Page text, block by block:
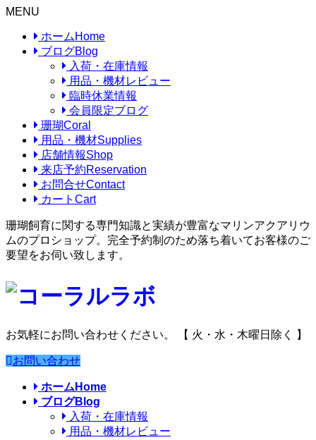
MENU
ホーム Home
ブログBlog
入荷・在庫情報
用品・機材レビュー
臨時休業情報
会員限定ブログ
珊瑚Coral
用品・機材Supplies
店舗情報Shop
来店予約Reservation
お問合せContact
カート Cart
珊瑚飼育に関する専門知識と実績が豊富なマリンアクアリウ
ムのプロショップ。完全予約制のため落ち着いてお客様のご
要望をお伺い致します。
お気軽にお問い合わせください。 【 火・水・木曜日除く 】
お問い合わせ
ホーム Home
ブログBlog
入荷・在庫情報
用品・機材レビュー